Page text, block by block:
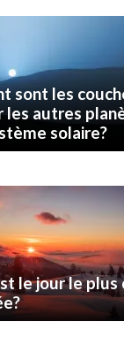
sont les
les autres
solaire?
le jour le plus